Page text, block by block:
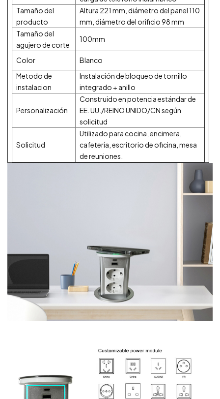
Tamaño del
producto
Altura 221 mm, diámetro del panel 110
mm, diámetro del orificio 98 mm
Tamaño del
agujero de corte
100mm
Color
Blanco
Metodo de
instalacion
Instalación de bloqueo de tornillo
integrado + anillo
Personalización
Construido en potencia estándar de
EE. UU./REINO UNIDO/CN según
solicitud
Solicitud
Utilizado para cocina, encimera,
cafetería, escritorio de oficina, mesa
de reuniones.